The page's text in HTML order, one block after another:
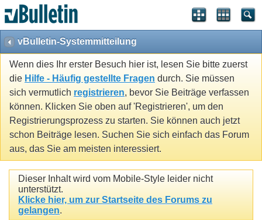
vBulletin-Systemmitteilung
Wenn dies Ihr erster Besuch hier ist, lesen Sie bitte zuerst
die Hilfe - Häufig gestellte Fragen durch. Sie müssen
sich vermutlich registrieren, bevor Sie Beiträge verfassen
können. Klicken Sie oben auf 'Registrieren', um den
Registrierungsprozess zu starten. Sie können auch jetzt
schon Beiträge lesen. Suchen Sie sich einfach das Forum
aus, das Sie am meisten interessiert.
Dieser Inhalt wird vom Mobile-Style leider nicht
unterstützt.
Klicke hier, um zur Startseite des Forums zu
gelangen.